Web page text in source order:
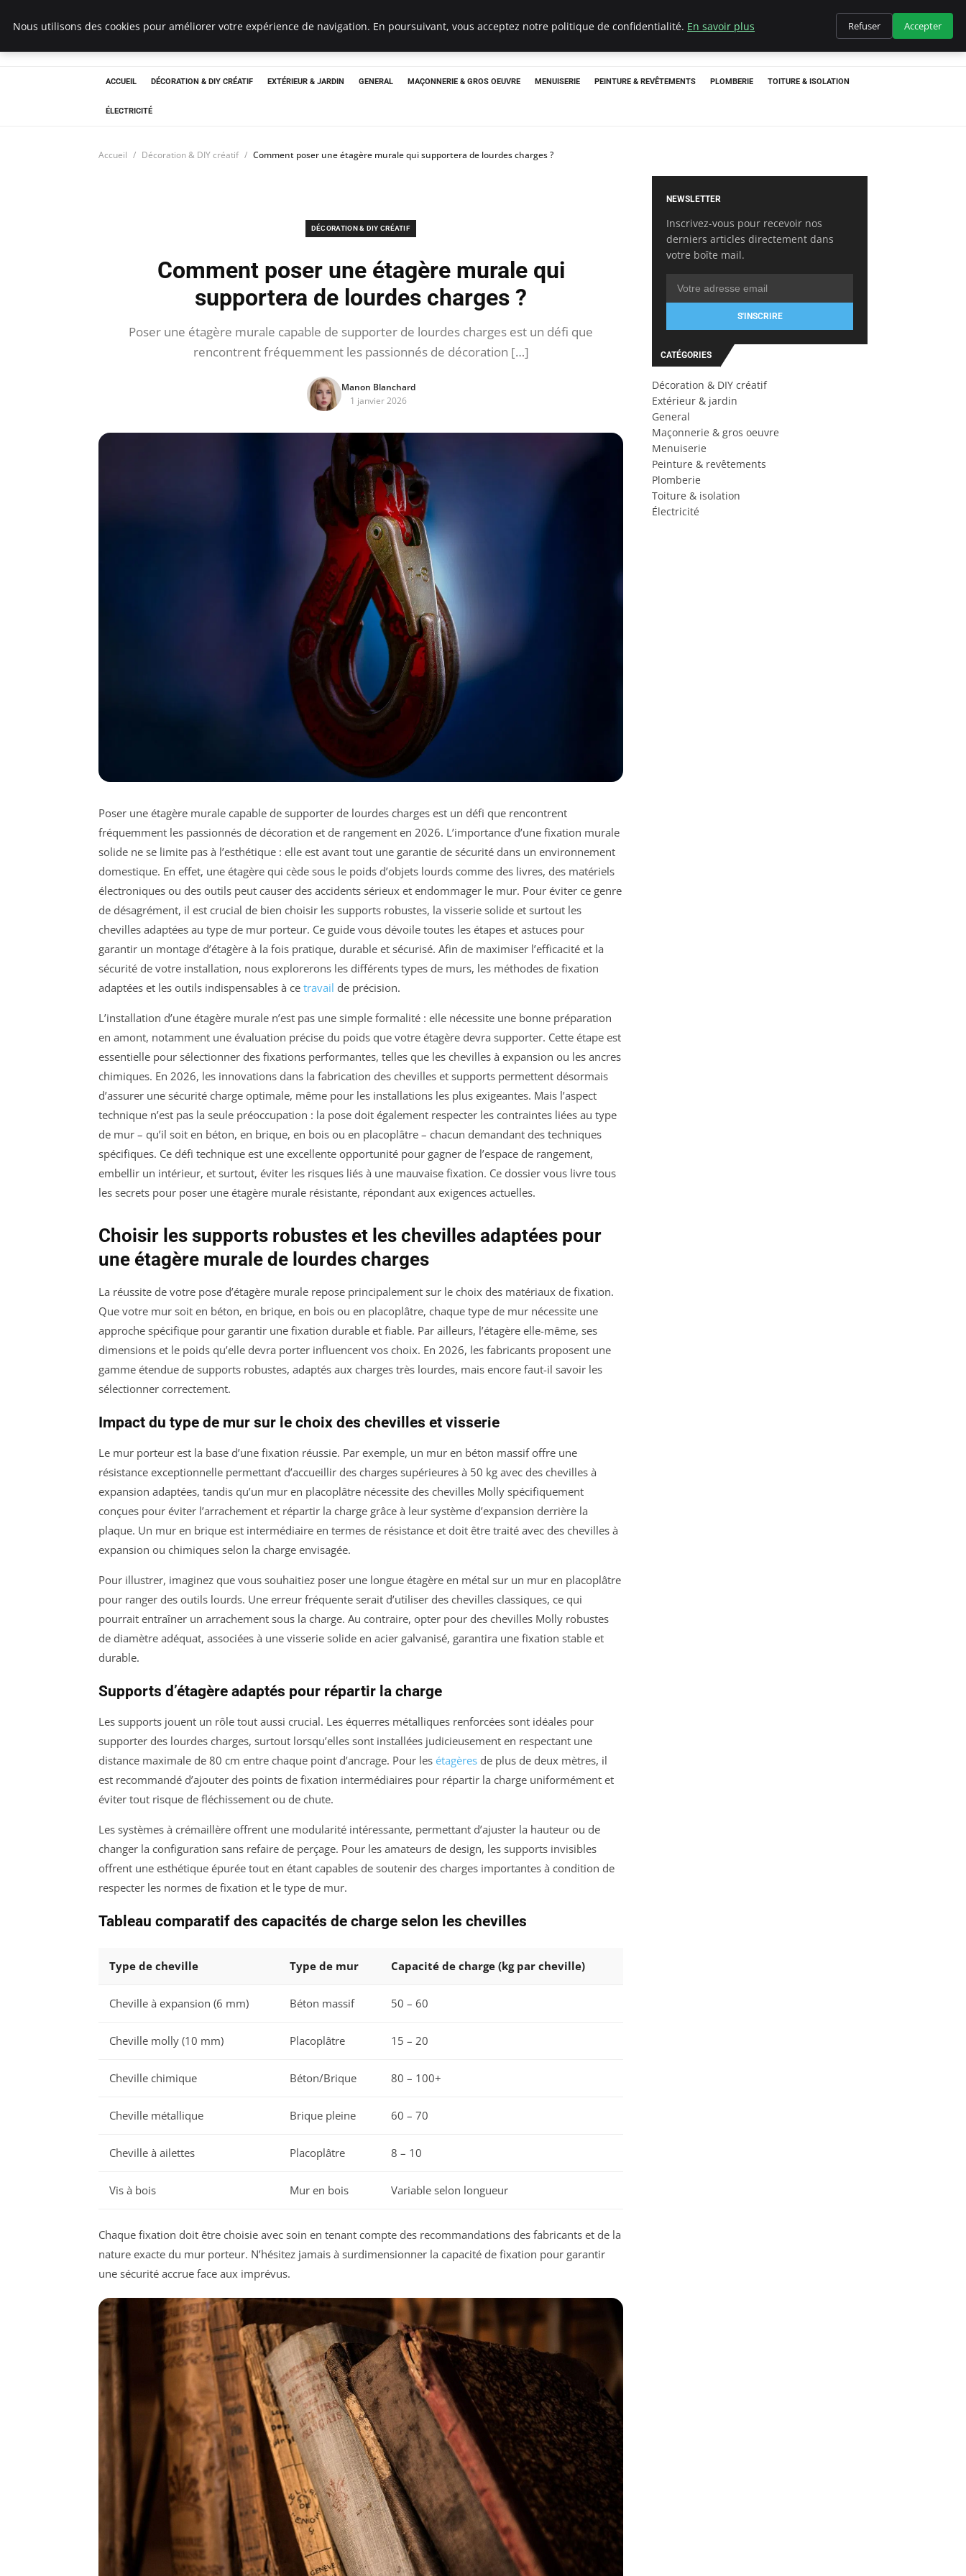
Bricoler Comme Un Pro
ACCUEIL DÉCORATION & DIY CRÉATIF EXTÉRIEUR & JARDIN GENERAL MAÇONNERIE & GROS OEUVRE MENUISERIE PEINTURE & REVÊTEMENTS PLOMBERIE TOITURE & ISOLATION
ÉLECTRICITÉ
Accueil Décoration & DIY créatif Comment poser une étagère murale qui supportera de lourdes charges ?
DÉCORATION & DIY CRÉATIF
Comment poser une étagère murale qui
supportera de lourdes charges ?
Poser une étagère murale capable de supporter de lourdes charges est un défi que
rencontrent fréquemment les passionnés de décoration […]
Manon Blanchard
1 janvier 2026
Poser une étagère murale capable de supporter de lourdes charges est un défi que rencontrent
fréquemment les passionnés de décoration et de rangement en 2026. L’importance d’une fixation murale
solide ne se limite pas à l’esthétique : elle est avant tout une garantie de sécurité dans un environnement
domestique. En effet, une étagère qui cède sous le poids d’objets lourds comme des livres, des matériels
électroniques ou des outils peut causer des accidents sérieux et endommager le mur. Pour éviter ce genre
de désagrément, il est crucial de bien choisir les supports robustes, la visserie solide et surtout les
chevilles adaptées au type de mur porteur. Ce guide vous dévoile toutes les étapes et astuces pour
garantir un montage d’étagère à la fois pratique, durable et sécurisé. Afin de maximiser l’efficacité et la
sécurité de votre installation, nous explorerons les différents types de murs, les méthodes de fixation
adaptées et les outils indispensables à ce travail de précision.
L’installation d’une étagère murale n’est pas une simple formalité : elle nécessite une bonne préparation
en amont, notamment une évaluation précise du poids que votre étagère devra supporter. Cette étape est
essentielle pour sélectionner des fixations performantes, telles que les chevilles à expansion ou les ancres
chimiques. En 2026, les innovations dans la fabrication des chevilles et supports permettent désormais
d’assurer une sécurité charge optimale, même pour les installations les plus exigeantes. Mais l’aspect
technique n’est pas la seule préoccupation : la pose doit également respecter les contraintes liées au type
de mur – qu’il soit en béton, en brique, en bois ou en placoplâtre – chacun demandant des techniques
spécifiques. Ce défi technique est une excellente opportunité pour gagner de l’espace de rangement,
embellir un intérieur, et surtout, éviter les risques liés à une mauvaise fixation. Ce dossier vous livre tous
les secrets pour poser une étagère murale résistante, répondant aux exigences actuelles.
Choisir les supports robustes et les chevilles adaptées pour
une étagère murale de lourdes charges
La réussite de votre pose d’étagère murale repose principalement sur le choix des matériaux de fixation.
Que votre mur soit en béton, en brique, en bois ou en placoplâtre, chaque type de mur nécessite une
approche spécifique pour garantir une fixation durable et fiable. Par ailleurs, l’étagère elle-même, ses
dimensions et le poids qu’elle devra porter influencent vos choix. En 2026, les fabricants proposent une
gamme étendue de supports robustes, adaptés aux charges très lourdes, mais encore faut-il savoir les
sélectionner correctement.
Impact du type de mur sur le choix des chevilles et visserie
Le mur porteur est la base d’une fixation réussie. Par exemple, un mur en béton massif offre une
résistance exceptionnelle permettant d’accueillir des charges supérieures à 50 kg avec des chevilles à
expansion adaptées, tandis qu’un mur en placoplâtre nécessite des chevilles Molly spécifiquement
conçues pour éviter l’arrachement et répartir la charge grâce à leur système d’expansion derrière la
plaque. Un mur en brique est intermédiaire en termes de résistance et doit être traité avec des chevilles à
expansion ou chimiques selon la charge envisagée.
Pour illustrer, imaginez que vous souhaitiez poser une longue étagère en métal sur un mur en placoplâtre
pour ranger des outils lourds. Une erreur fréquente serait d’utiliser des chevilles classiques, ce qui
pourrait entraîner un arrachement sous la charge. Au contraire, opter pour des chevilles Molly robustes
de diamètre adéquat, associées à une visserie solide en acier galvanisé, garantira une fixation stable et
durable.
Supports d’étagère adaptés pour répartir la charge
Les supports jouent un rôle tout aussi crucial. Les équerres métalliques renforcées sont idéales pour
supporter des lourdes charges, surtout lorsqu’elles sont installées judicieusement en respectant une
distance maximale de 80 cm entre chaque point d’ancrage. Pour les étagères de plus de deux mètres, il
est recommandé d’ajouter des points de fixation intermédiaires pour répartir la charge uniformément et
éviter tout risque de fléchissement ou de chute.
Les systèmes à crémaillère offrent une modularité intéressante, permettant d’ajuster la hauteur ou de
changer la configuration sans refaire de perçage. Pour les amateurs de design, les supports invisibles
offrent une esthétique épurée tout en étant capables de soutenir des charges importantes à condition de
respecter les normes de fixation et le type de mur.
Tableau comparatif des capacités de charge selon les chevilles
Type de cheville Type de mur Capacité de charge (kg par cheville)
Cheville à expansion (6 mm) Béton massif 50 – 60
Cheville molly (10 mm) Placoplâtre 15 – 20
Cheville chimique Béton/Brique 80 – 100+
Cheville métallique Brique pleine 60 – 70
Cheville à ailettes Placoplâtre 8 – 10
Vis à bois Mur en bois Variable selon longueur
Chaque fixation doit être choisie avec soin en tenant compte des recommandations des fabricants et de la
nature exacte du mur porteur. N’hésitez jamais à surdimensionner la capacité de fixation pour garantir
une sécurité accrue face aux imprévus.
NEWSLETTER
Inscrivez-vous pour recevoir nos
derniers articles directement dans
votre boîte mail.
S'INSCRIRE
CATÉGORIES
Décoration & DIY créatif
Extérieur & jardin
General
Maçonnerie & gros oeuvre
Menuiserie
Peinture & revêtements
Plomberie
Toiture & isolation
Électricité
Nous utilisons des cookies pour améliorer votre expérience de navigation. En poursuivant, vous acceptez notre politique de confidentialité. En savoir plus Refuser Accepter